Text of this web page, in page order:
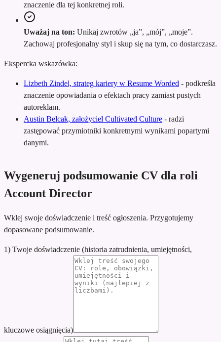
znaczenie dla tej konkretnej roli.
Uważaj na ton: Unikaj zwrotów „ja”, „mój”, „moje”.
Zachowaj profesjonalny styl i skup się na tym, co dostarczasz.
Ekspercka wskazówka:
Lizbeth Zindel, strateg kariery w Resume Worded - podkreśla
znaczenie opowiadania o efektach pracy zamiast pustych
autoreklam.
Austin Belcak, założyciel Cultivated Culture - radzi
zastępować przymiotniki konkretnymi wynikami popartymi
danymi.
Wygeneruj podsumowanie CV dla roli
Account Director
Wklej swoje doświadczenie i treść ogłoszenia. Przygotujemy
dopasowane podsumowanie.
1) Twoje doświadczenie (historia zatrudnienia, umiejętności,
kluczowe osiągnięcia)